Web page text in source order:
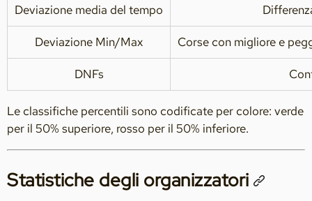
Deviazione media del tempo
Deviazione Min/Max Corse con migliore e
DNFs
Le classifiche percentili sono codificate per colore: verde
per il 50% superiore, rosso per il 50% inferiore.
Statistiche degli organizzatori